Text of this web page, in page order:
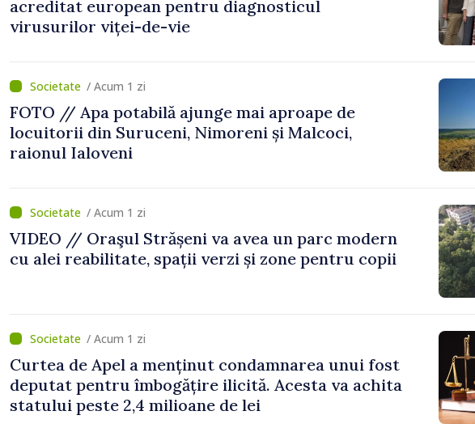
acreditat european pentru diagnosticul
virusurilor viței-de-vie
/ Acum 1 zi
FOTO // Apa potabilă ajunge mai aproape de
locuitorii din Suruceni, Nimoreni și Malcoci,
raionul Ialoveni
/ Acum 1 zi
VIDEO // Oraşul Strășeni va avea un parc modern
cu alei reabilitate, spații verzi și zone pentru copii
/ Acum 1 zi
Curtea de Apel a menținut condamnarea unui fost
deputat pentru îmbogățire ilicită. Acesta va achita
statului peste 2,4 milioane de lei